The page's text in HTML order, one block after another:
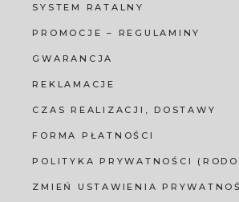
SYSTEM RATALNY
PROMOCJE – REGULAMINY
GWARANCJA
REKLAMACJE
CZAS REALIZACJI, DOSTAWY
FORMA PŁATNOŚCI
POLITYKA PRYWATNOŚCI
ZMIEŃ USTAWIENIA